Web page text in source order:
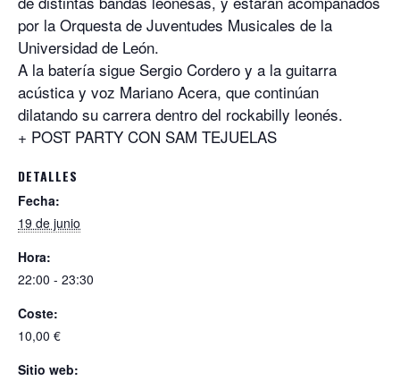
por la Orquesta de Juventudes Musicales de la
Universidad de León.
A la batería sigue Sergio Cordero y a la guitarra
acústica y voz Mariano Acera, que continúan
dilatando su carrera dentro del rockabilly leonés.
+ POST PARTY CON SAM TEJUELAS
DETALLES
Fecha:
19 de junio
Hora:
22:00 - 23:30
Coste:
10,00 €
Sitio web: